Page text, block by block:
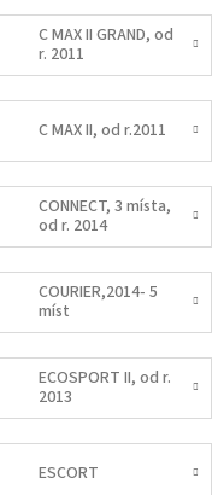
C MAX II GRAND, od
r. 2011
C MAX II, od r.2011
CONNECT, 3 místa,
od r. 2014
COURIER,2014- 5
míst
ECOSPORT II, od r.
2013
ESCORT